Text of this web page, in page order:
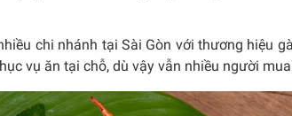
chi nhánh tại Sài Gòn với thương hiệu
vụ ăn tại chỗ, dù vậy vẫn nhiều người